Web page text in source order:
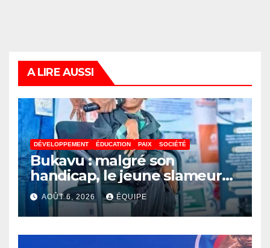
A LIRE AUSSI
DÉVELOPPEMENT ÉDUCATION PAIX SOCIÉTÉ
Bukavu : malgré son
handicap, le jeune slameur
Akonkwa Kenyata Bernard
lance un appel à la solidarité
pour poursuivre ses études
AOÛT 6, 2026 ÉQUIPE